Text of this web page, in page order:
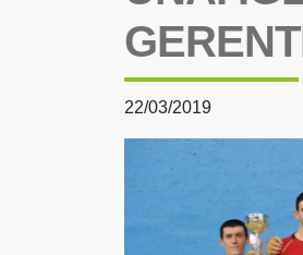
22/03/2019